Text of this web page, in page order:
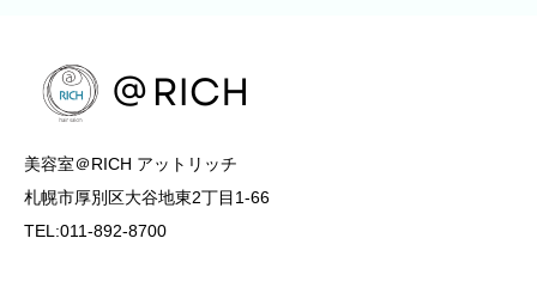
美容室＠RICH アットリッチ
札幌市厚別区大谷地東2丁目1-66
TEL:011-892-8700